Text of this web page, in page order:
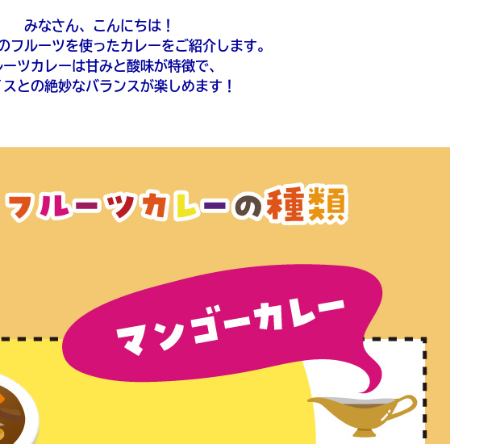
みなさん、こんにちは！
フルーツを使ったカレーをご紹介します。
ーツカレーは甘みと酸味が特徴で、
スとの絶妙なバランスが楽しめます！